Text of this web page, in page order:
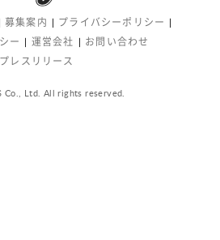
募集案内
プライバシーポリシー
ー
運営会社
お問い合わせ
プレスリリース
Co., Ltd. All rights reserved.